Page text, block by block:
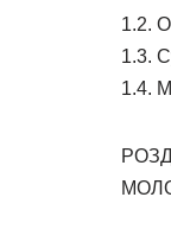
1.2.
1.3.
1.4.